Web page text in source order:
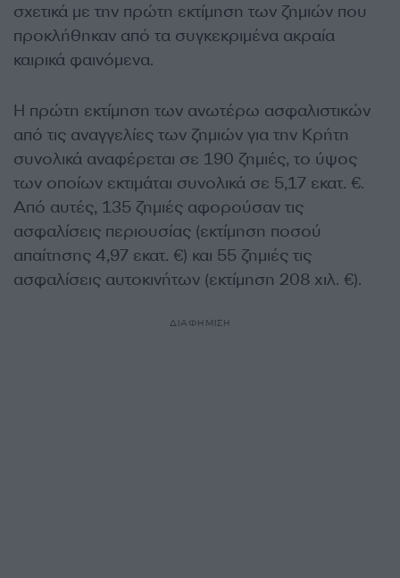
σχετικά με την πρώτη εκτίμηση των ζημιών που
προκλήθηκαν από τα συγκεκριμένα ακραία
καιρικά φαινόμενα.
Η πρώτη εκτίμηση των ανωτέρω ασφαλιστικών
από τις αναγγελίες των ζημιών για την Κρήτη
συνολικά αναφέρεται σε 190 ζημιές, το ύψος
των οποίων εκτιμάται συνολικά σε 5,17 εκατ. €.
Από αυτές, 135 ζημιές αφορούσαν τις
ασφαλίσεις περιουσίας (εκτίμηση ποσού
απαίτησης 4,97 εκατ. €) και 55 ζημιές τις
ασφαλίσεις αυτοκινήτων (εκτίμηση 208 χιλ. €).
ΔΙΑΦΗΜΙΣΗ